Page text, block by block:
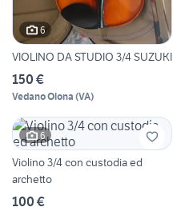
6
VIOLINO DA STUDIO 3/4 SUZUKI
150 €
Vedano Olona (VA)
6
Violino 3/4 con custodia ed
archetto
100 €